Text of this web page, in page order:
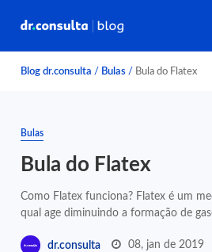
Blog dr.consulta / Bulas / Bula do Flatex
Bulas
Bula do Flatex
Como Flatex funciona? Flatex é um
qual age diminuindo a formação de
dr.consulta 08, jan de 2019